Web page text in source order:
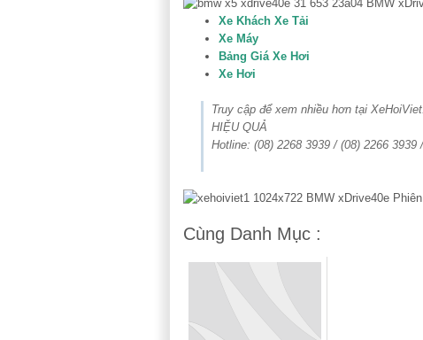
Xe Khách Xe Tải
Xe Máy
Bảng Giá Xe Hơi
Xe Hơi
Truy cập để xem nhiều hơn tại
HIỆU QUẢ
Hotline: (08) 2268 3939 / (08) 2266 3939
Cùng Danh Mục :